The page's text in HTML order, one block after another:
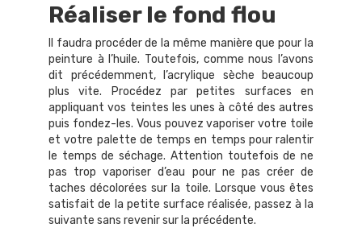
Réaliser le fond flou
Il faudra procéder de la même manière que pour la
peinture à l’huile. Toutefois, comme nous l’avons
dit précédemment, l’acrylique sèche beaucoup
plus vite. Procédez par petites surfaces en
appliquant vos teintes les unes à côté des autres
puis fondez-les. Vous pouvez vaporiser votre toile
et votre palette de temps en temps pour ralentir
le temps de séchage. Attention toutefois de ne
pas trop vaporiser d’eau pour ne pas créer de
taches décolorées sur la toile. Lorsque vous êtes
satisfait de la petite surface réalisée, passez à la
suivante sans revenir sur la précédente.